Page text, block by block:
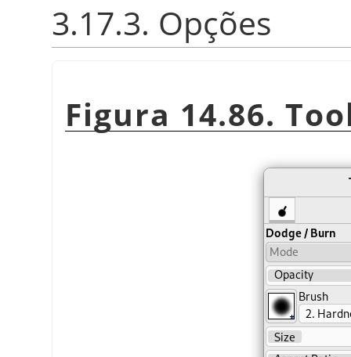
3.17.3. Opções
Figura 14.86.